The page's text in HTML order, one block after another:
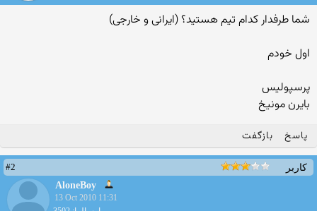
شما طرفدار کدام تیم هستید؟ (ایرانی و خارجی)
اول خودم
پرسپولیس
بایرن مونیخ
پاسخ بازگفت
کاربر
#2
AloneBoy
13 Oct 2010 11:31